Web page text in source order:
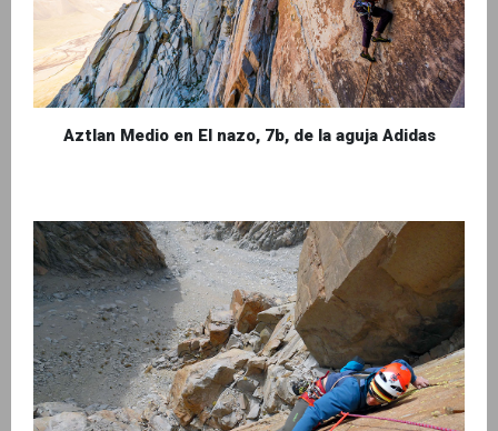
Aztlan Medio en El nazo, 7b, de la aguja Adidas